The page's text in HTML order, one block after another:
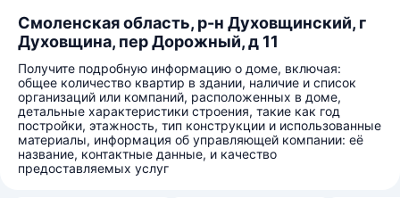
Смоленская область, р-н Духовщинский, г
Духовщина, пер Дорожный, д 11
Получите подробную информацию о доме, включая:
общее количество квартир в здании, наличие и список
организаций или компаний, расположенных в доме,
детальные характеристики строения, такие как год
постройки, этажность, тип конструкции и использованные
материалы, информация об управляющей компании: её
название, контактные данные, и качество
предоставляемых услуг